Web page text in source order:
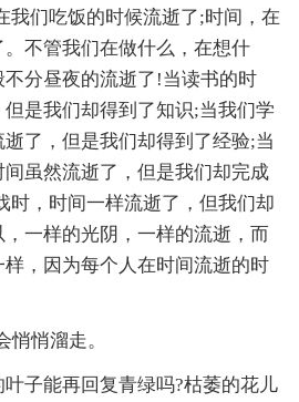
我们吃饭的时候流逝了;时间，在
不管我们在做什么，在想什
分昼夜的流逝了!当读书的时
是我们却得到了知识;当我们学
了，但是我们却得到了经验;当
虽然流逝了，但是我们却完成
时，时间一样流逝了，但我们却
一样的光阴，一样的流逝，而
，因为每个人在时间流逝的时
悄悄溜走。
子能再回复青绿吗?枯萎的花儿